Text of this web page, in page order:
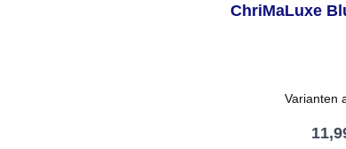
ChriMaLuxe
Varianten